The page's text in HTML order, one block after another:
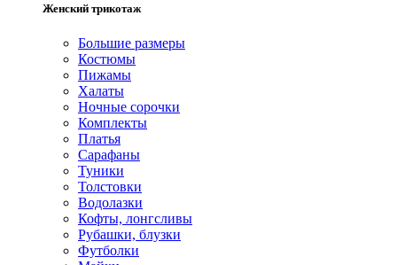
Женский трикотаж
Большие размеры
Костюмы
Пижамы
Халаты
Ночные сорочки
Комплекты
Платья
Сарафаны
Туники
Толстовки
Водолазки
Кофты, лонгсливы
Рубашки, блузки
Футболки